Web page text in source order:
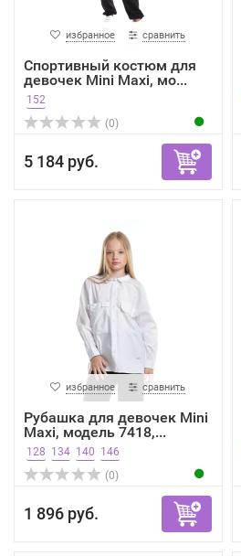
избранное сравнить
Спортивный костюм для
девочек Mini Maxi, мо...
152
(0)
5 184 руб.
избранное сравнить
Рубашка для девочек Mini
Maxi, модель 7418,...
128 134 140 146
(0)
1 896 руб.